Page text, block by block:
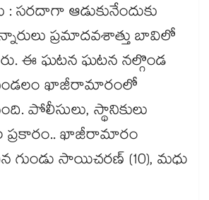
: సరదాగా ఆడుకునేందుకు
ప్రమాదవశాత్తు బావిలో
ఈ ఘటన ఘటన నల్గొండ
ఖాజీరామారంలో
పోలీసులు, స్థానికులు
ప్రకారం.. ఖాజీరామారం
గుండు సాయిచరణ్ (10), మధు